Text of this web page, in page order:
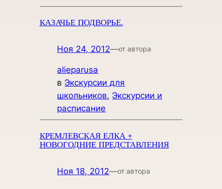
КАЗАЧЬЕ ПОДВОРЬЕ.
Ноя 24, 2012—от автора
alieparusa
в Экскурсии для
школьников, Экскурсии и
расписание
КРЕМЛЕВСКАЯ ЕЛКА +
НОВОГОДНИЕ ПРЕДСТАВЛЕНИЯ
Ноя 18, 2012—от автора